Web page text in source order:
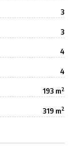
3
3
4
4
193 m2
319 m2